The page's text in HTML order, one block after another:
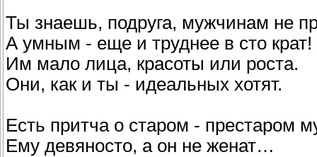
Ты знаешь, подруга, мужчинам не
А умным - еще и труднее в сто крат!
Им мало лица, красоты или роста.
Они, как и ты - идеальных хотят.
Есть притча о старом - престаром
Ему девяносто, а он не женат…